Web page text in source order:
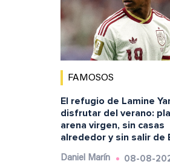
FAMOSOS
El refugio de Lamine
disfrutar del verano:
arena virgen, sin casas
alrededor y sin salir de
Daniel Marín 08-08-